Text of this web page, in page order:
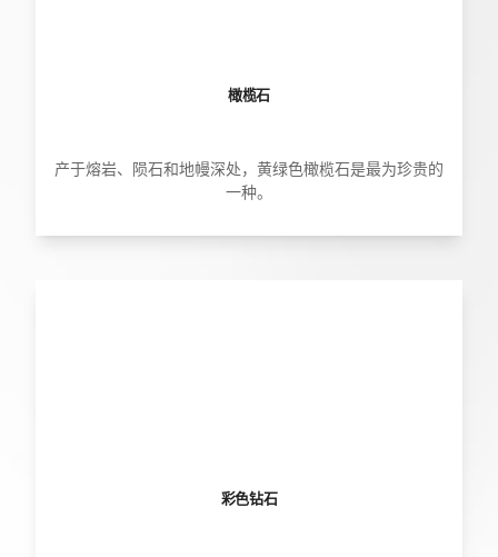
橄榄石
产于熔岩、陨石和地幔深处，黄绿色橄榄石是最为珍贵的
一种。
彩色钻石